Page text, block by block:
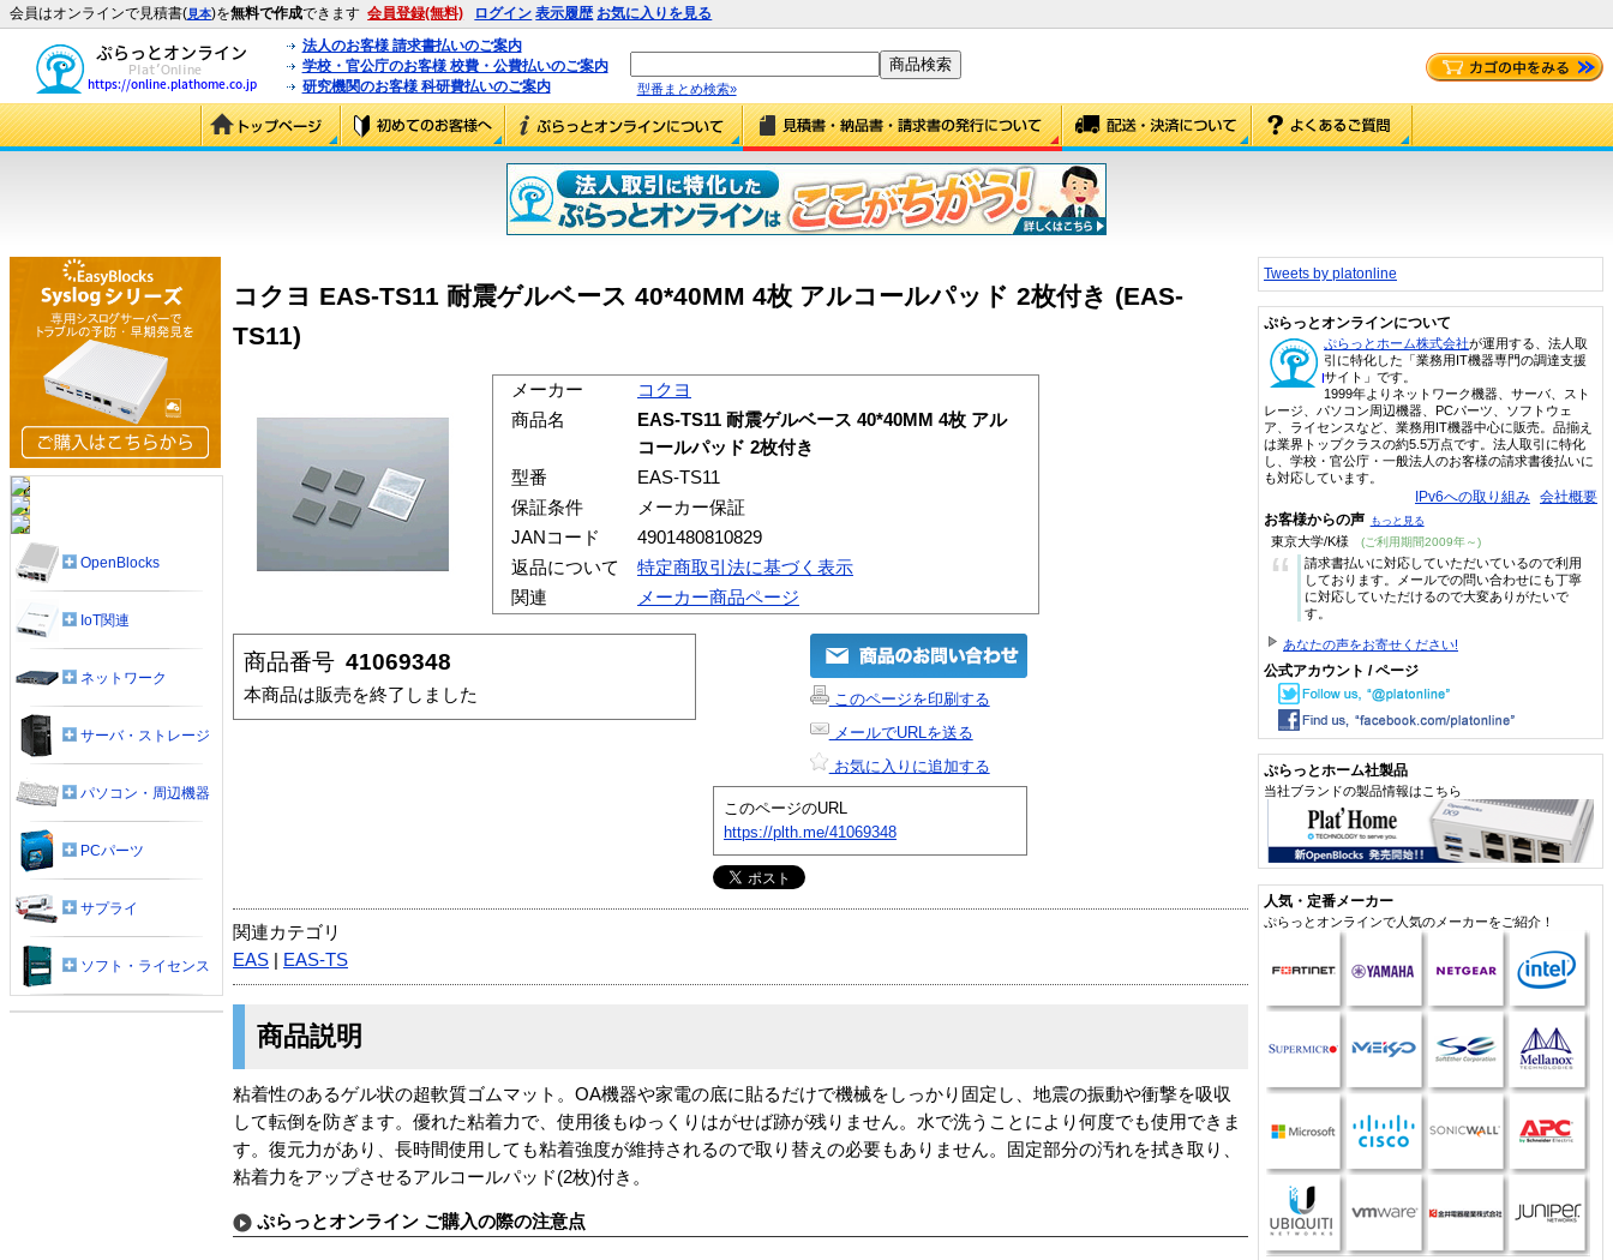
会員はオンラインで見積書(見本)を無料で作成できます 会員登録(無料) ログイン 表示履歴 お気に入りを見る
法人のお客様 請求書払いのご案内
学校・官公庁のお客様 校費・公費払いのご案内
研究機関のお客様 科研費払いのご案内
型番まとめ検索»
コクヨ EAS-TS11 耐震ゲルベース 40*40MM 4枚 アルコールパッド 2枚付き (EAS-
TS11)
メーカー
コクヨ
商品名
EAS-TS11 耐震ゲルベース 40*40MM 4枚 アル
コールパッド 2枚付き
型番
EAS-TS11
保証条件
メーカー保証
JANコード
4901480810829
返品について
特定商取引法に基づく表示
関連
メーカー商品ページ
商品番号 41069348
本商品は販売を終了しました
このページを印刷する
メールでURLを送る
お気に入りに追加する
このページのURL
https://plth.me/41069348
関連カテゴリ
EAS
EAS-TS
商品説明
粘着性のあるゲル状の超軟質ゴムマット。OA機器や家電の底に貼るだけで機械をしっかり固定し、地震の振動や衝撃を吸収
して転倒を防ぎます。優れた粘着力で、使用後もゆっくりはがせば跡が残りません。水で洗うことにより何度でも使用できま
す。復元力があり、長時間使用しても粘着強度が維持されるので取り替えの必要もありません。固定部分の汚れを拭き取り、
粘着力をアップさせるアルコールパッド(2枚)付き。
ぷらっとオンライン ご購入の際の注意点
OpenBlocks
IoT関連
ネットワーク
サーバ・ストレージ
パソコン・周辺機器
PCパーツ
サプライ
ソフト・ライセンス
Tweets by platonline
ぷらっとオンラインについて
ぷらっとホーム株式会社が運用する、法人取
引に特化した「業務用IT機器専門の調達支援
サイト」です。
1999年よりネットワーク機器、サーバ、スト
レージ、パソコン周辺機器、PCパーツ、ソフトウェ
ア、ライセンスなど、業務用IT機器中心に販売。品揃え
は業界トップクラスの約5.5万点です。法人取引に特化
し、学校・官公庁・一般法人のお客様の請求書後払いに
も対応しています。
IPv6への取り組み 会社概要
お客様からの声 もっと見る
東京大学/K様 (ご利用期間2009年～)
“
請求書払いに対応していただいているので利用
しております。メールでの問い合わせにも丁寧
に対応していただけるので大変ありがたいで
す。
あなたの声をお寄せください!
公式アカウント / ページ
ぷらっとホーム社製品
当社ブランドの製品情報はこちら
人気・定番メーカー
ぷらっとオンラインで人気のメーカーをご紹介！